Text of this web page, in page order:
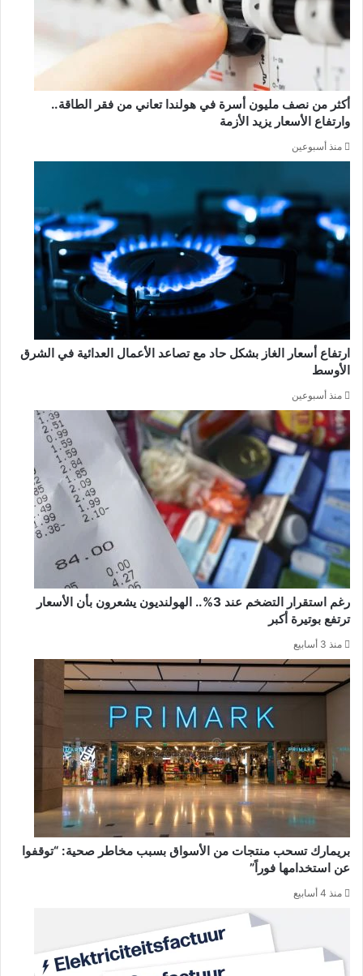
أكثر من نصف مليون أسرة في هولندا تعاني من فقر الطاقة..
وارتفاع الأسعار يزيد الأزمة
منذ أسبوعين
ارتفاع أسعار الغاز بشكل حاد مع تصاعد الأعمال العدائية في الشرق
الأوسط
منذ أسبوعين
رغم استقرار التضخم عند 3%.. الهولنديون يشعرون بأن الأسعار
ترتفع بوتيرة أكبر
منذ 3 أسابيع
بريمارك تسحب منتجات من الأسواق بسبب مخاطر صحية: “توقفوا
عن استخدامها فوراً”
منذ 4 أسابيع